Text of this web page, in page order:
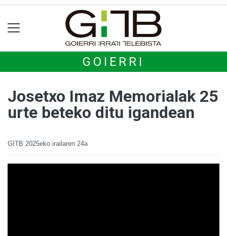
GOIERRI
Josetxo Imaz Memorialak 25
urte beteko ditu igandean
GITB 2025eko irailaren 24a